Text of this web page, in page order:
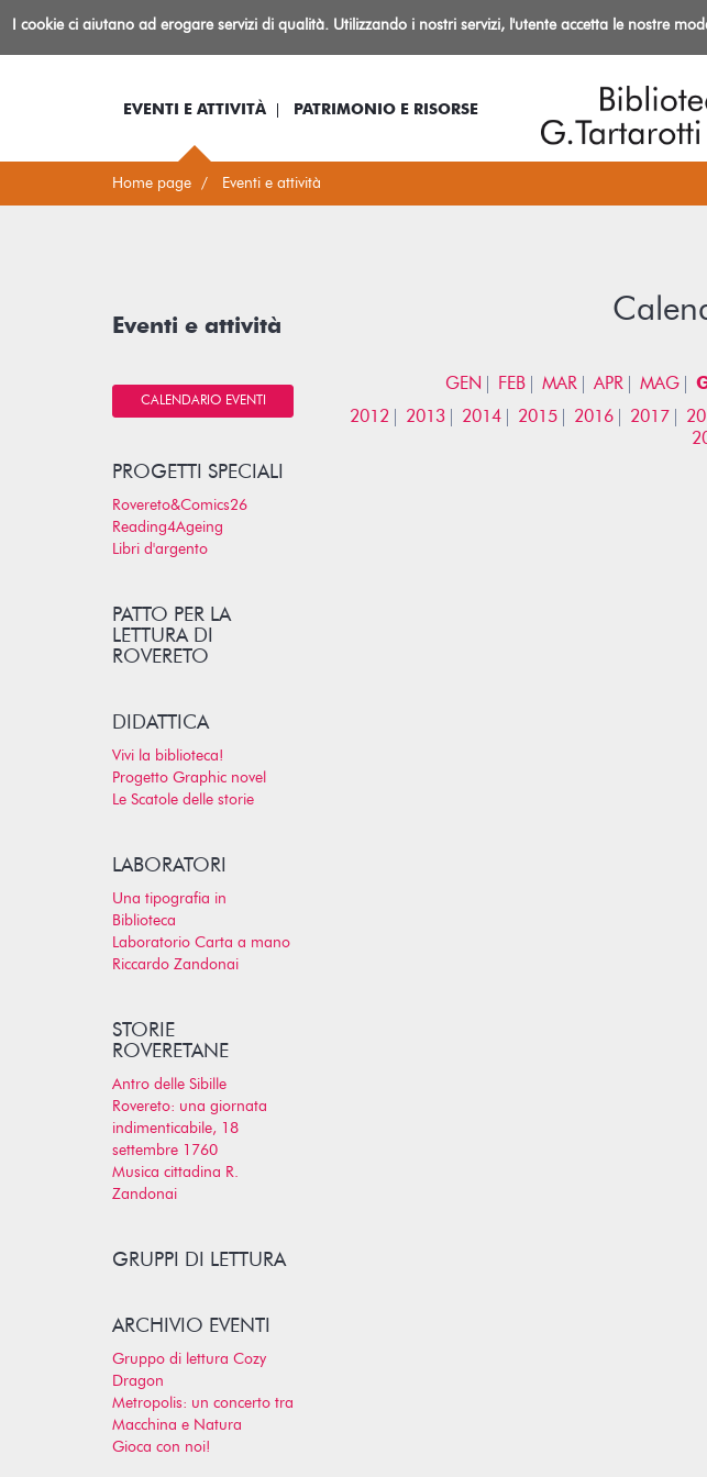
BibliotecaIo sono... Log-in Informazioni
EVENTI E ATTIVITÀ PATRIMONIO E RISORSE
Home page Eventi e attività
GEN FEB MAR APR MAG
2012
2013 2014 2015 2016 2017
Eventi e attività
CALENDARIO EVENTI
PROGETTI SPECIALI
Rovereto&Comics26
Reading4Ageing
Libri d'argento
PATTO PER LA
LETTURA DI
ROVERETO
DIDATTICA
Vivi la biblioteca!
Progetto Graphic novel
Le Scatole delle storie
LABORATORI
Una tipografia in
Biblioteca
Laboratorio Carta a mano
Riccardo Zandonai
STORIE
ROVERETANE
Antro delle Sibille
Rovereto: una giornata
indimenticabile, 18
settembre 1760
Musica cittadina R.
Zandonai
GRUPPI DI LETTURA
ARCHIVIO EVENTI
Gruppo di lettura Cozy
Dragon
Metropolis: un concerto tra
Macchina e Natura
Gioca con noi!
I cookie ci aiutano ad erogare servizi di qualità. Utilizzando i nostri servizi, l'utente accetta le nostre